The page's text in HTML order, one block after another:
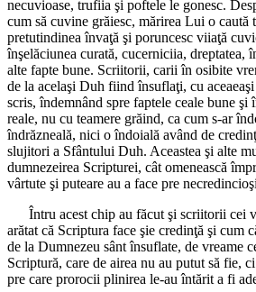
necuvioase, trufiia şi poftele le gonesc.
cum să cuvine grăiesc, mărirea Lui o caută
pretutindinea învaţă şi poruncesc viiaţă
înşelăciunea curată, cucerniciia, dreptatea,
alte fapte bune. Scriitorii, carii în osibite
de la acelaşi Duh fiind însuflaţi, cu
scris, îndemnând spre faptele ceale bune şi
reale, nu cu teamere grăind, ca cum s-ar
îndrăzneală, nici o îndoială având de
slujitori a Sfântului Duh. Aceastea şi alte
dumnezeirea Scripturei, cât omenească
vârtute şi puteare au a face pre
Întru acest chip au făcut şi scriitorii cei
arătat că Scriptura face şie credinţă şi cum
de la Dumnezeu sânt însuflate, de vreame
Scriptură, care de airea nu au putut să fie,
pre care prorocii plinirea le-au întărit a fi